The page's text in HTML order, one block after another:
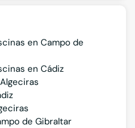
en Campo de
en Cádiz
de Gibraltar